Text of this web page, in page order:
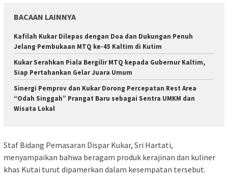
BACAAN LAINNYA
Kafilah Kukar Dilepas dengan Doa dan Dukungan Penuh
Jelang Pembukaan MTQ ke-45 Kaltim di Kutim
Kukar Serahkan Piala Bergilir MTQ kepada Gubernur Kaltim,
Siap Pertahankan Gelar Juara Umum
Sinergi Pemprov dan Kukar Dorong Percepatan Rest Area
“Odah Singgah” Prangat Baru sebagai Sentra UMKM dan
Wisata Lokal
Staf Bidang Pemasaran Dispar Kukar, Sri Hartati,
menyampaikan bahwa beragam produk kerajinan dan kuliner
khas Kutai turut dipamerkan dalam kesempatan tersebut.